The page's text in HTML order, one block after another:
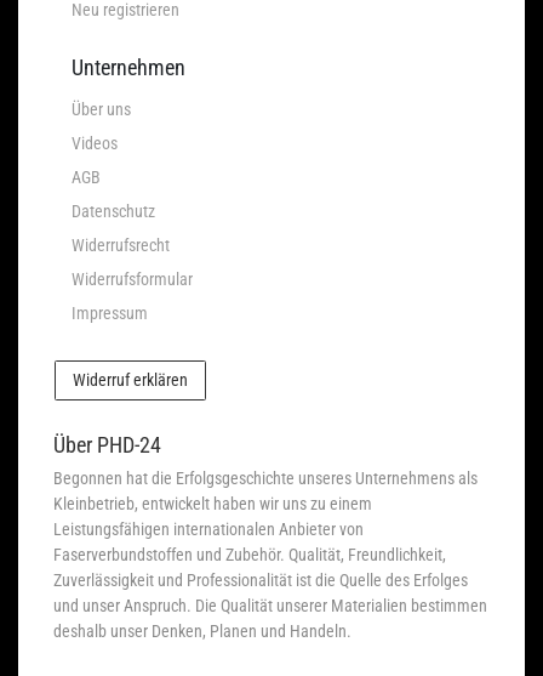
Neu registrieren
Unternehmen
Über uns
Videos
AGB
Datenschutz
Widerrufsrecht
Widerrufsformular
Impressum
Widerruf erklären
Über PHD-24
Begonnen hat die Erfolgsgeschichte unseres Unternehmens als
Kleinbetrieb, entwickelt haben wir uns zu einem
Leistungsfähigen internationalen Anbieter von
Faserverbundstoffen und Zubehör. Qualität, Freundlichkeit,
Zuverlässigkeit und Professionalität ist die Quelle des Erfolges
und unser Anspruch. Die Qualität unserer Materialien bestimmen
deshalb unser Denken, Planen und Handeln.